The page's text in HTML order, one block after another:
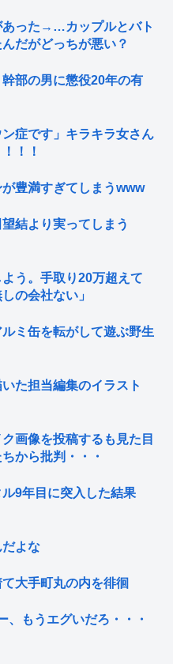
あった→…カップルとバト
だがどっちが悪い？
幹部の男に懲役20年の有
症です」キラキラ女さん
！！
が豊満すぎてしまうwww
結より実ってしまう
う。手取り20万超えて
の会社ない」
ミ缶を転がして遊ぶ野生
た担当編集のイラスト
画像を投稿するも見た目
から批判・・・
ル9年目に突入した結果
よな
大手町丸の内を徘徊
、もうエグいだろ・・・